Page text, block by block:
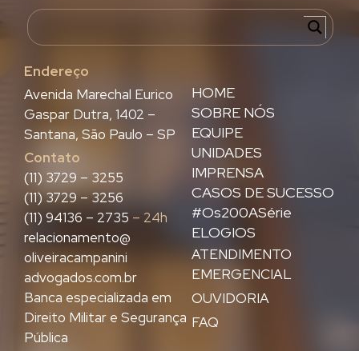
Endereço
HOME
SOBRE NÓS
EQUIPE
UNIDADES
IMPRENSA
CASOS DE SUCESSO
#Os200ASérie
ELOGIOS
ATENDIMENTO
EMERGENCIAL
OUVIDORIA
FAQ
Avenida Marechal Eurico
Gaspar Dutra, 1402 –
Santana, São Paulo – SP
Contato
(11) 3729 – 3255
(11) 3729 – 3256
(11) 94136 – 2735 – 24h
relacionamento@
oliveiracampanini
advogados.com.br
Banca especializada em
Direito Militar e Segurança
Pública